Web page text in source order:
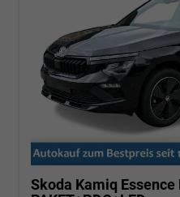
Skoda Kamiq Essence